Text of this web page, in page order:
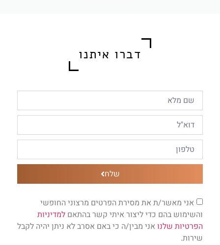
דברו איתנו
אני מאשר/ת את מסירת הפרטים מרצוני החופשי
והשימוש בהם כדי ליצור איתי קשר בהתאם למדיניות
הפרטיות שלנו אני מבין/ה כי באם אסרב לא ניתן יהיה לקבל
שירות.
שלח